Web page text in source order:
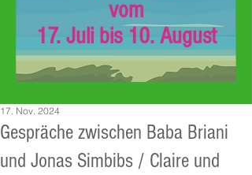
vom
17. Juli bis 10. August
Gespräche zwischen Baba Briani
und Jonas Simbibs / Claire und
17. Nov. 2024